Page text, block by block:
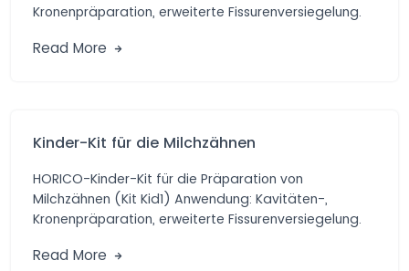
Kronenpräparation, erweiterte Fissurenversiegelung.
Hartmetall-schleifern […]
Read More
Kinder-Kit für die Milchzähnen
HORICO-Kinder-Kit für die Präparation von
Milchzähnen (Kit Kid1) Anwendung: Kavitäten-,
Kronenpräparation, erweiterte Fissurenversiegelung.
Hartmetall-schleifern […]
Read More